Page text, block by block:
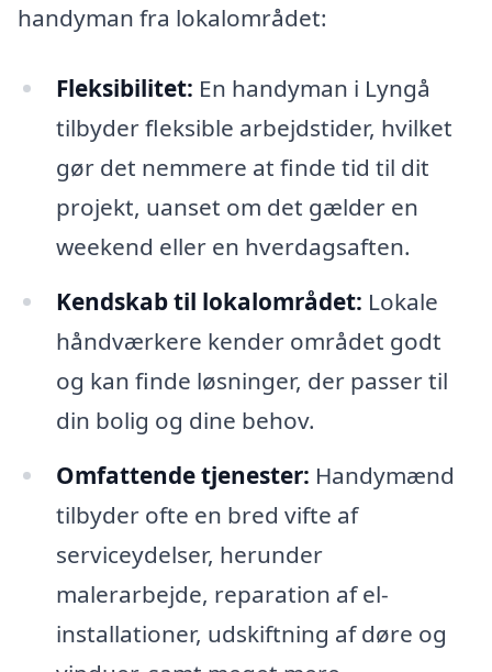
handyman fra lokalområdet:
Fleksibilitet: En handyman i Lyngå
tilbyder fleksible arbejdstider, hvilket
gør det nemmere at finde tid til dit
projekt, uanset om det gælder en
weekend eller en hverdagsaften.
Kendskab til lokalområdet: Lokale
håndværkere kender området godt
og kan finde løsninger, der passer til
din bolig og dine behov.
Omfattende tjenester: Handymænd
tilbyder ofte en bred vifte af
serviceydelser, herunder
malerarbejde, reparation af el-
installationer, udskiftning af døre og